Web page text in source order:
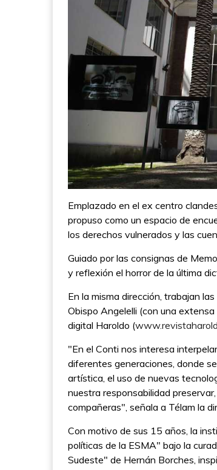
Emplazado en el ex centro
propuso como un espacio de
los derechos vulnerados y las
Guiado por las consignas de
y reflexión el horror de la última
En la misma dirección, trabajan
Obispo Angelelli (con una
digital Haroldo (
"En el Conti nos interesa
diferentes generaciones, donde
artística, el uso de nuevas
nuestra responsabilidad
compañeras", señala a Télam la
Con motivo de sus 15 años, la
políticas de la ESMA" bajo la
Sudeste" de Hernán Borches,